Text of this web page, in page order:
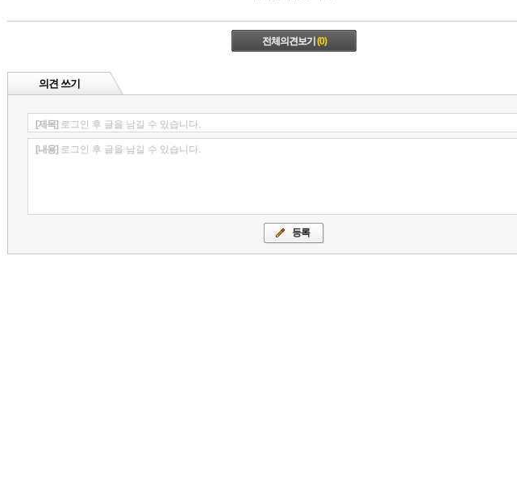
전체의견보기 (0)
의견 쓰기
[제목] 로그인 후 글을 남길 수 있습니다.
[내용] 로그인 후 글을 남길 수 있습니다.